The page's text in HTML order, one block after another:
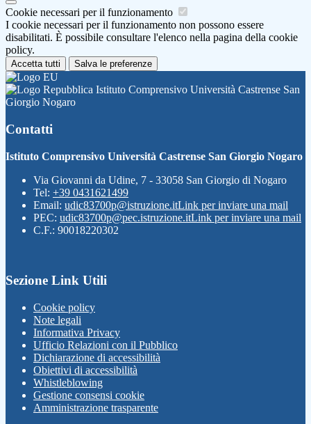
Cookie necessari per il funzionamento
I cookie necessari per il funzionamento non possono essere
disabilitati. È possibile consultare l'elenco nella pagina della cookie
policy.
Accetta tutti Salva le preferenze
Istituto Comprensivo Università Castrense San
Giorgio Nogaro
Contatti
Istituto Comprensivo Università Castrense San Giorgio Nogaro
Via Giovanni da Udine, 7 - 33058 San Giorgio di Nogaro
Tel: +39 0431621499
Email: udic83700p@istruzione.itLink per inviare una mail
PEC: udic83700p@pec.istruzione.itLink per inviare una mail
C.F.: 90018220302
Sezione Link Utili
Cookie policy
Note legali
Informativa Privacy
Ufficio Relazioni con il Pubblico
Dichiarazione di accessibilità
Obiettivi di accessibilità
Whistleblowing
Gestione consensi cookie
Amministrazione trasparente